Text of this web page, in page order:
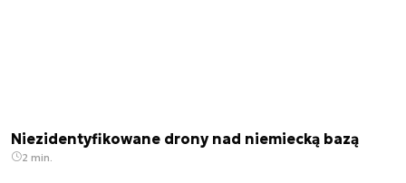
Niezidentyfikowane drony nad niemiecką bazą
2 min.